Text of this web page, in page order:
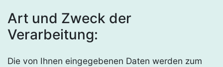
Art und Zweck der
Verarbeitung:
Die von Ihnen eingegebenen Daten werden zum